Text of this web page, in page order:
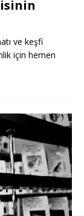
ve keşfi
için hemen